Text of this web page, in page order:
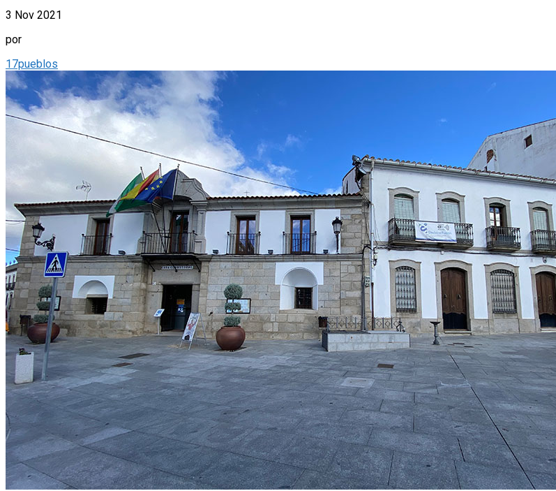
3 Nov 2021
por
17pueblos